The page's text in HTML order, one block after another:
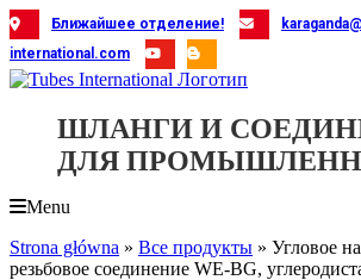
Skip
to
content
Ближайшее отделение!
international.com
ШЛАНГИ И
ДЛЯ
Menu
Strona główna » Все продукты » Угловое
резьбовое соединение WE-BG,